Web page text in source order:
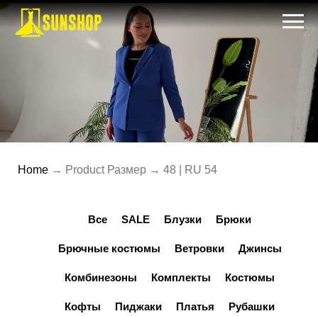
Home → Product Размер → 48 | RU 54
Все SALE Блузки Брюки
Брючные костюмы Ветровки Джинсы
Комбинезоны Комплекты Костюмы
Кофты Пиджаки Платья Рубашки